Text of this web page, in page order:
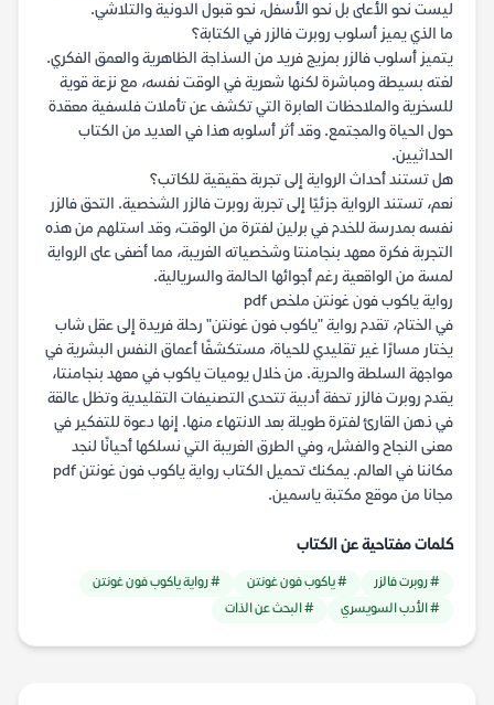
ليست نحو الأعلى بل نحو الأسفل، نحو قبول الدونية والتلاشي.
ما الذي يميز أسلوب روبرت فالزر في الكتابة؟
يتميز أسلوب فالزر بمزيج فريد من السذاجة الظاهرية والعمق الفكري.
لغته بسيطة ومباشرة لكنها شعرية في الوقت نفسه، مع نزعة قوية
للسخرية والملاحظات العابرة التي تكشف عن تأملات فلسفية معقدة
حول الحياة والمجتمع. وقد أثر أسلوبه هذا في العديد من الكتاب
الحداثيين.
هل تستند أحداث الرواية إلى تجربة حقيقية للكاتب؟
نعم، تستند الرواية جزئيًا إلى تجربة روبرت فالزر الشخصية. التحق فالزر
نفسه بمدرسة للخدم في برلين لفترة من الوقت، وقد استلهم من هذه
التجربة فكرة معهد بنجامنتا وشخصياته الغريبة، مما أضفى على الرواية
لمسة من الواقعية رغم أجوائها الحالمة والسريالية.
رواية ياكوب فون غونتن ملخص pdf
في الختام، تقدم رواية "ياكوب فون غونتن" رحلة فريدة إلى عقل شاب
يختار مسارًا غير تقليدي للحياة، مستكشفًا أعماق النفس البشرية في
مواجهة السلطة والحرية. من خلال يوميات ياكوب في معهد بنجامنتا،
يقدم روبرت فالزر تحفة أدبية تتحدى التصنيفات التقليدية وتظل عالقة
في ذهن القارئ لفترة طويلة بعد الانتهاء منها. إنها دعوة للتفكير في
معنى النجاح والفشل، وفي الطرق الغريبة التي نسلكها أحيانًا لنجد
مكاننا في العالم. يمكنك تحميل الكتاب رواية ياكوب فون غونتن pdf
مجانا من موقع مكتبة ياسمين.
كلمات مفتاحية عن الكتاب
# روبرت فالزر # ياكوب فون غونتن
# رواية ياكوب فون غونتن
# الأدب السويسري
# البحث عن الذات